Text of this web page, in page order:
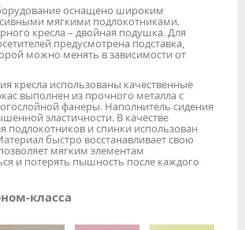
оснащено широким
мягкими подлокотниками.
кресла – двойная подушка. Для
предусмотрена подставка,
можно менять в зависимости от
кресла использованы качественные
выполнен из прочного металла с
фанеры. Наполнитель сидения
эластичности. В качестве
подлокотников и спинки использован
быстро восстанавливает свою
мягким элементам
и потерять пышность после каждого
класса